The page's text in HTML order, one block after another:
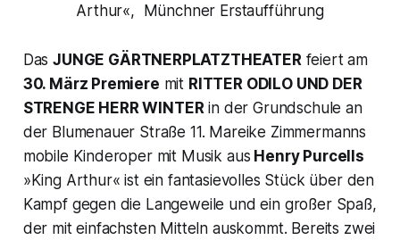
Arthur«, Münchner Erstaufführung
DasJUNGE GÄRTNERPLATZTHEATER feiert am
30. März Premiere mit RITTER ODILO UND DER
STRENGE HERR WINTER in der Grundschule an
der Blumenauer Straße 11. Mareike Zimmermanns
mobile Kinderoper mit Musik aus Henry Purcells
»King Arthur« ist ein fantasievolles Stück über den
Kampf gegen die Langeweile und ein großer Spaß,
der mit einfachsten Mitteln auskommt. Bereits zwei